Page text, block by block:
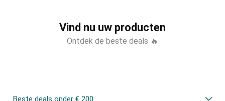
Vind nu uw producten
Ontdek de beste deals 🔥
Beste deals onder € 200